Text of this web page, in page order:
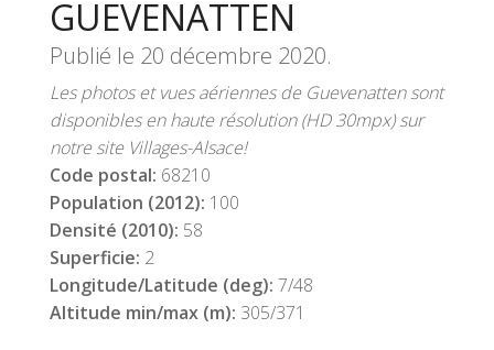
GUEVENATTEN
Publié le 20 décembre 2020.
Les photos et vues aériennes de Guevenatten sont
disponibles en haute résolution (HD 30mpx) sur
notre site Villages-Alsace!
Code postal: 68210
Population (2012): 100
Densité (2010): 58
Superficie: 2
Longitude/Latitude (deg): 7/48
Altitude min/max (m): 305/371